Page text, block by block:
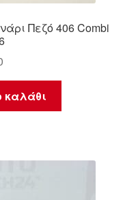
Πεζό 406 Combi
καλάθι